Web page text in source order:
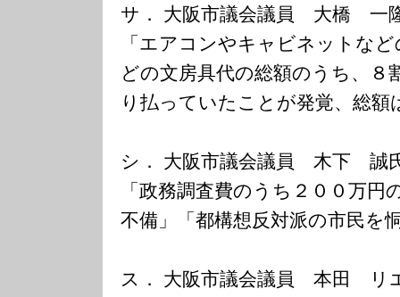
サ． 大阪市議会議員 大橋 一
「エアコンやキャビネットな
どの文房具代の総額のうち、８
り払っていたことが発覚、総額
シ． 大阪市議会議員 木下 誠
「政務調査費のうち２００万円
不備」「都構想反対派の市民を
ス． 大阪市議会議員 本田 リ